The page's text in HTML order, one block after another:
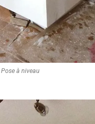
Pose à niveau